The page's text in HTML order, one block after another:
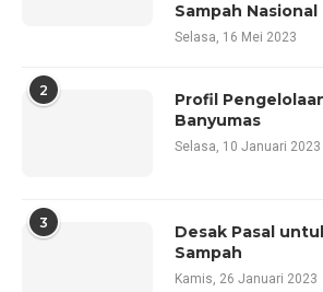
Sampah Nasional
Selasa, 16 Mei 2023
2
Profil
Banyumas
Selasa, 10 Januari 2023
3
Desak Pasal
Sampah
Kamis, 26 Januari 2023